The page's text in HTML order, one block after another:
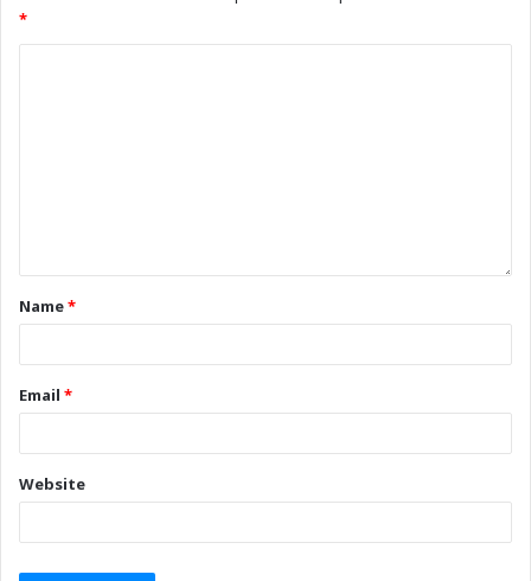
*
Name*
Email *
Website